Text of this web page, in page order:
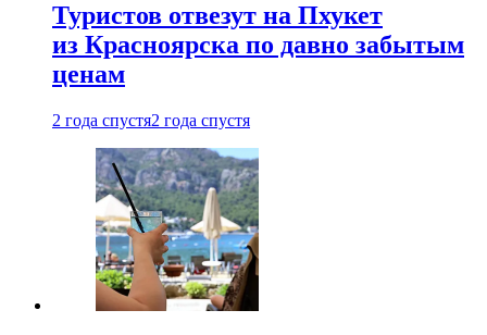
Туристов отвезут на Пхукет
из Красноярска по давно забытым
ценам
2 года спустя2 года спустя